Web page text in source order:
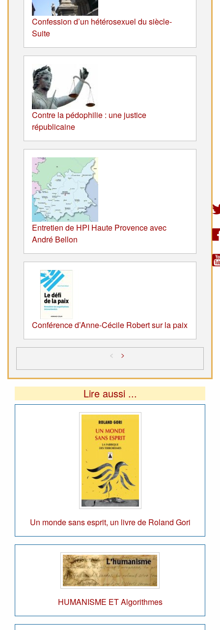
Confession d’un hétérosexuel du siècle-
Suite
Contre la pédophilie : une justice
républicaine
Entretien de HPI Haute Provence avec
André Bellon
Conférence d’Anne-Cécile Robert sur la paix
< >
Lire aussi ...
Un monde sans esprit, un livre de Roland Gori
HUMANISME ET Algorithmes